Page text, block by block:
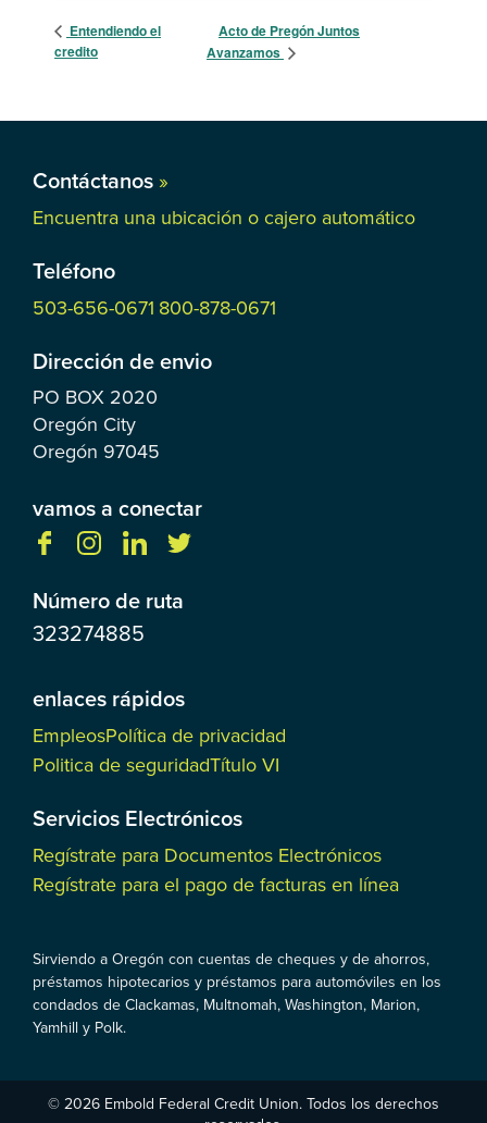
Entendiendo el
credito
Acto de Pregón Juntos
Avanzamos
Contáctanos »
Encuentra una ubicación o cajero automático
Teléfono
503-656-0671 800-878-0671
Dirección de envio
PO BOX 2020
Oregón City
Oregón 97045
vamos a conectar
Número de ruta
323274885
enlaces rápidos
EmpleosPolítica de privacidad
Politica de seguridadTítulo VI
Servicios Electrónicos
Regístrate para Documentos Electrónicos
Regístrate para el pago de facturas en línea
Sirviendo a Oregón con cuentas de cheques y de ahorros,
préstamos hipotecarios y préstamos para automóviles en los
condados de Clackamas, Multnomah, Washington, Marion,
Yamhill y Polk.
© 2026 Embold Federal Credit Union. Todos los derechos